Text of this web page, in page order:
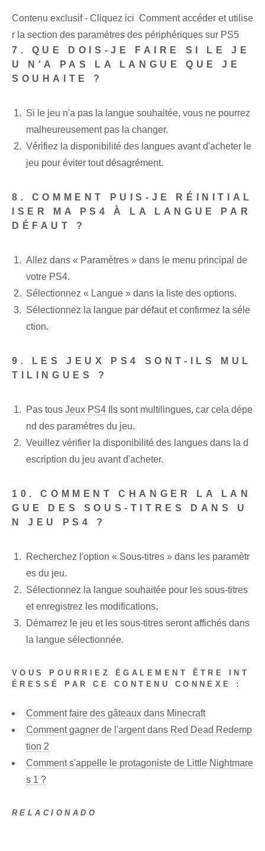
Contenu exclusif - Cliquez ici Comment accéder et utilise
r la section des paramètres des périphériques sur PS5
7. QUE DOIS-JE FAIRE SI LE JE
U N'A PAS LA LANGUE QUE JE
SOUHAITE ?
Si le jeu n'a pas la langue souhaitée, vous ne pourrez
malheureusement pas la changer.
Vérifiez la disponibilité des langues avant d'acheter le
jeu pour éviter tout désagrément.
8. COMMENT PUIS-JE RÉINITIAL
ISER MA PS4 À LA LANGUE PAR
DÉFAUT ?
Allez dans « Paramètres » dans le menu principal de
votre PS4.
Sélectionnez « Langue » dans la liste des options.
Sélectionnez la langue par défaut et confirmez la séle
ction.
9. LES JEUX PS4 SONT-ILS MUL
TILINGUES ?
Pas tous Jeux PS4 Ils sont multilingues, car cela dépe
nd des paramètres du jeu.
Veuillez vérifier la disponibilité des langues dans la d
escription du jeu avant d'acheter.
10. COMMENT CHANGER LA LAN
GUE DES SOUS-TITRES DANS U
N JEU PS4 ?
Recherchez l'option « Sous-titres » dans les paramètr
es du jeu.
Sélectionnez la langue souhaitée pour les sous-titres
et enregistrez les modifications.
Démarrez le jeu et les sous-titres seront affichés dans
la langue sélectionnée.
VOUS POURRIEZ ÉGALEMENT ÊTRE INT
ÉRESSÉ PAR CE CONTENU CONNEXE :
Comment faire des gâteaux dans Minecraft
Comment gagner de l'argent dans Red Dead Redemp
tion 2
Comment s'appelle le protagoniste de Little Nightmare
s 1 ?
RELACIONADO